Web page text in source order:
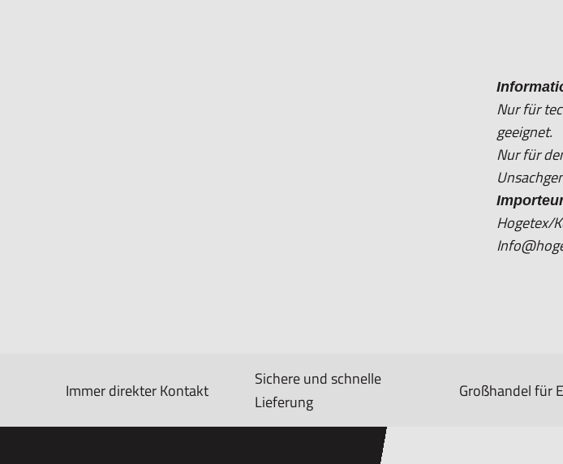
Nur für
geeignet.
Nur für
Hogetex/
Immer direkter Kontakt
Sichere und schnelle
Lieferung
Großhandel für